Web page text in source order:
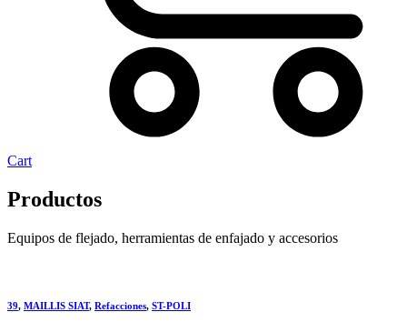
Cart
Productos
Equipos de flejado, herramientas de enfajado y accesorios
39, MAILLIS SIAT, Refacciones, ST-POLI